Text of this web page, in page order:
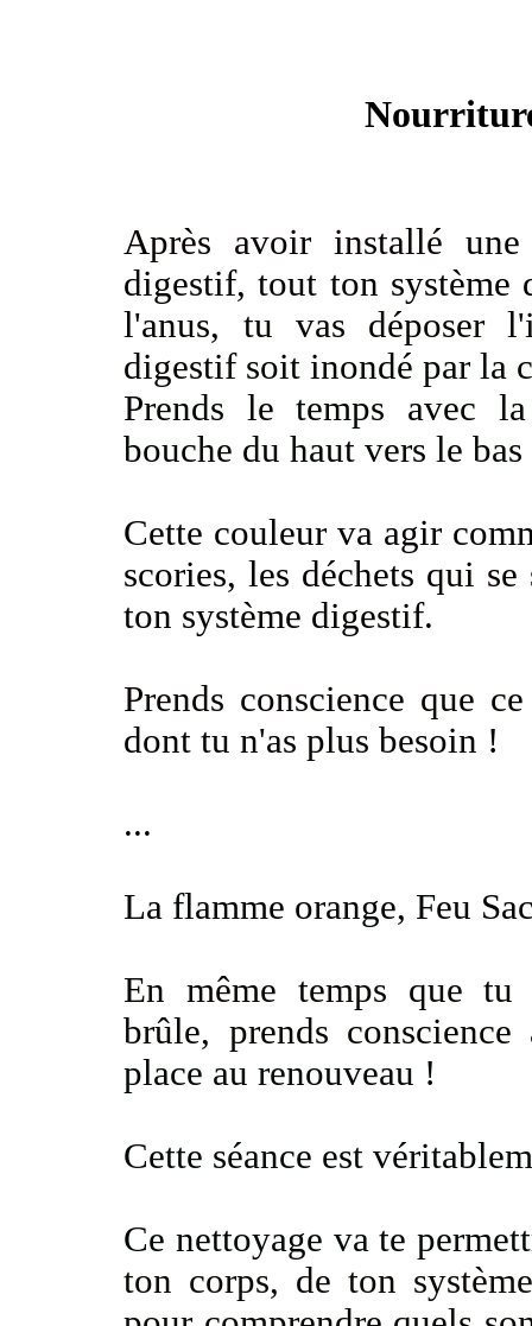
Après avoir installé
digestif, tout ton système
l'anus, tu vas déposer
digestif soit inondé par la
Prends le temps avec
bouche du haut vers le bas
Cette couleur va agir
scories, les déchets qui se
ton système digestif.
Prends conscience que
dont tu n'as plus besoin !
...
La flamme orange, Feu
En même temps que tu
brûle, prends
place au renouveau !
Cette séance est
Ce nettoyage va te
ton corps, de ton